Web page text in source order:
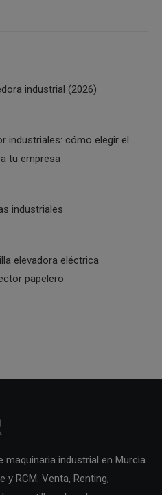
industrial (2026)
industriales: cómo elegir el
tu empresa
industriales
elevadora eléctrica
papelero
maquinaria industrial en Murcia.
y RCM. Venta, Renting,